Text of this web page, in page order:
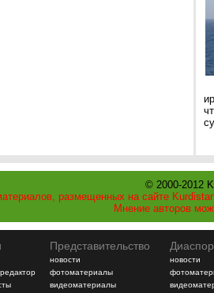
© 2000-2012
размещенных на сайте
Мнение авторов
Представительство
новости
фотоматериалы
видеоматериалы
новости